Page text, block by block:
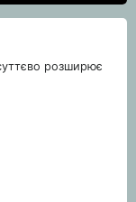
розширює